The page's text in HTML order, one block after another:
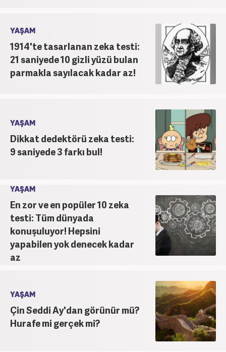
YAŞAM
1914'te tasarlanan zeka testi:
21 saniyede 10 gizli yüzü bulan
parmakla sayılacak kadar az!
YAŞAM
Dikkat dedektörü zeka testi:
9 saniyede 3 farkı bul!
YAŞAM
En zor ve en popüler 10 zeka
testi: Tüm dünyada
konuşuluyor! Hepsini
yapabilen yok denecek kadar
az
YAŞAM
Çin Seddi Ay'dan görünür mü?
Hurafe mi gerçek mi?